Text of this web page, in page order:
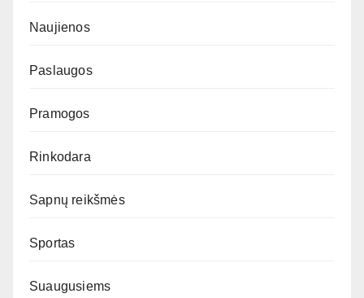
Naujienos
Paslaugos
Pramogos
Rinkodara
Sapnų reikšmės
Sportas
Suaugusiems